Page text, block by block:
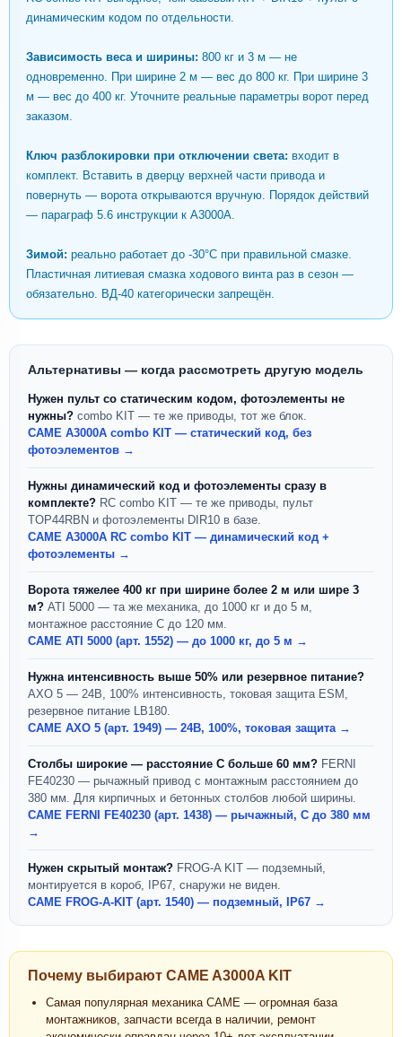
динамическим кодом по отдельности.
Зависимость веса и ширины: 800 кг и 3 м — не
одновременно. При ширине 2 м — вес до 800 кг. При ширине 3
м — вес до 400 кг. Уточните реальные параметры ворот перед
заказом.
Ключ разблокировки при отключении света: входит в
комплект. Вставить в дверцу верхней части привода и
повернуть — ворота открываются вручную. Порядок действий
— параграф 5.6 инструкции к A3000A.
Зимой: реально работает до -30°C при правильной смазке.
Пластичная литиевая смазка ходового винта раз в сезон —
обязательно. ВД-40 категорически запрещён.
Альтернативы — когда рассмотреть другую модель
Нужен пульт со статическим кодом, фотоэлементы не
нужны? combo KIT — те же приводы, тот же блок.
CAME A3000A combo KIT — статический код, без
фотоэлементов →
Нужны динамический код и фотоэлементы сразу в
комплекте? RC combo KIT — те же приводы, пульт
TOP44RBN и фотоэлементы DIR10 в базе.
CAME A3000A RC combo KIT — динамический код +
фотоэлементы →
Ворота тяжелее 400 кг при ширине более 2 м или шире 3
м? ATI 5000 — та же механика, до 1000 кг и до 5 м,
монтажное расстояние С до 120 мм.
CAME ATI 5000 (арт. 1552) — до 1000 кг, до 5 м →
Нужна интенсивность выше 50% или резервное питание?
AXO 5 — 24В, 100% интенсивность, токовая защита ESM,
резервное питание LB180.
CAME AXO 5 (арт. 1949) — 24В, 100%, токовая защита →
Столбы широкие — расстояние С больше 60 мм? FERNI
FE40230 — рычажный привод с монтажным расстоянием до
380 мм. Для кирпичных и бетонных столбов любой ширины.
CAME FERNI FE40230 (арт. 1438) — рычажный, С до 380 мм
→
Нужен скрытый монтаж? FROG-A KIT — подземный,
монтируется в короб, IP67, снаружи не виден.
CAME FROG-A-KIT (арт. 1540) — подземный, IP67 →
Почему выбирают CAME A3000A KIT
Самая популярная механика CAME — огромная база
монтажников, запчасти всегда в наличии, ремонт